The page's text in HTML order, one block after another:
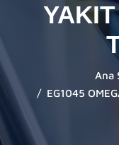
Ana
EG1045